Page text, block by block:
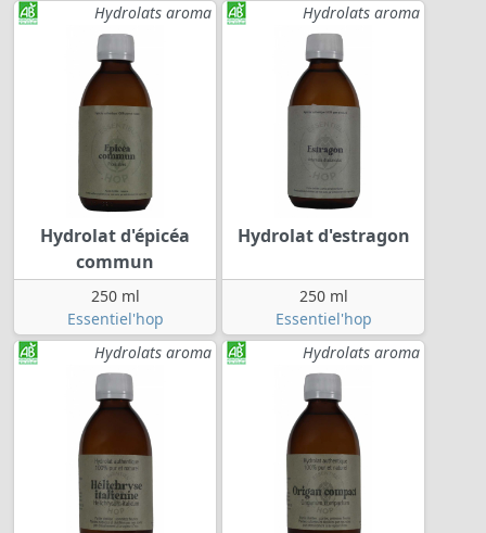
Hydrolats aroma
Hydrolat d'épicéa
commun
250 ml
Essentiel'hop
Hydrolats aroma
Hydrolat d'estragon
250 ml
Essentiel'hop
Hydrolats aroma
Hydrolats aroma